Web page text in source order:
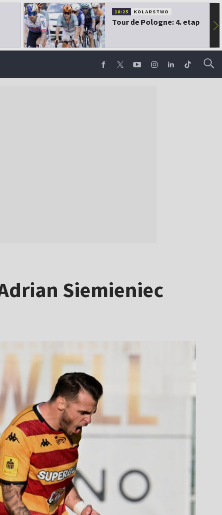
10:25 KOLARSTWO
Tour de Pologne: 4. etap ▶
Siemieniec